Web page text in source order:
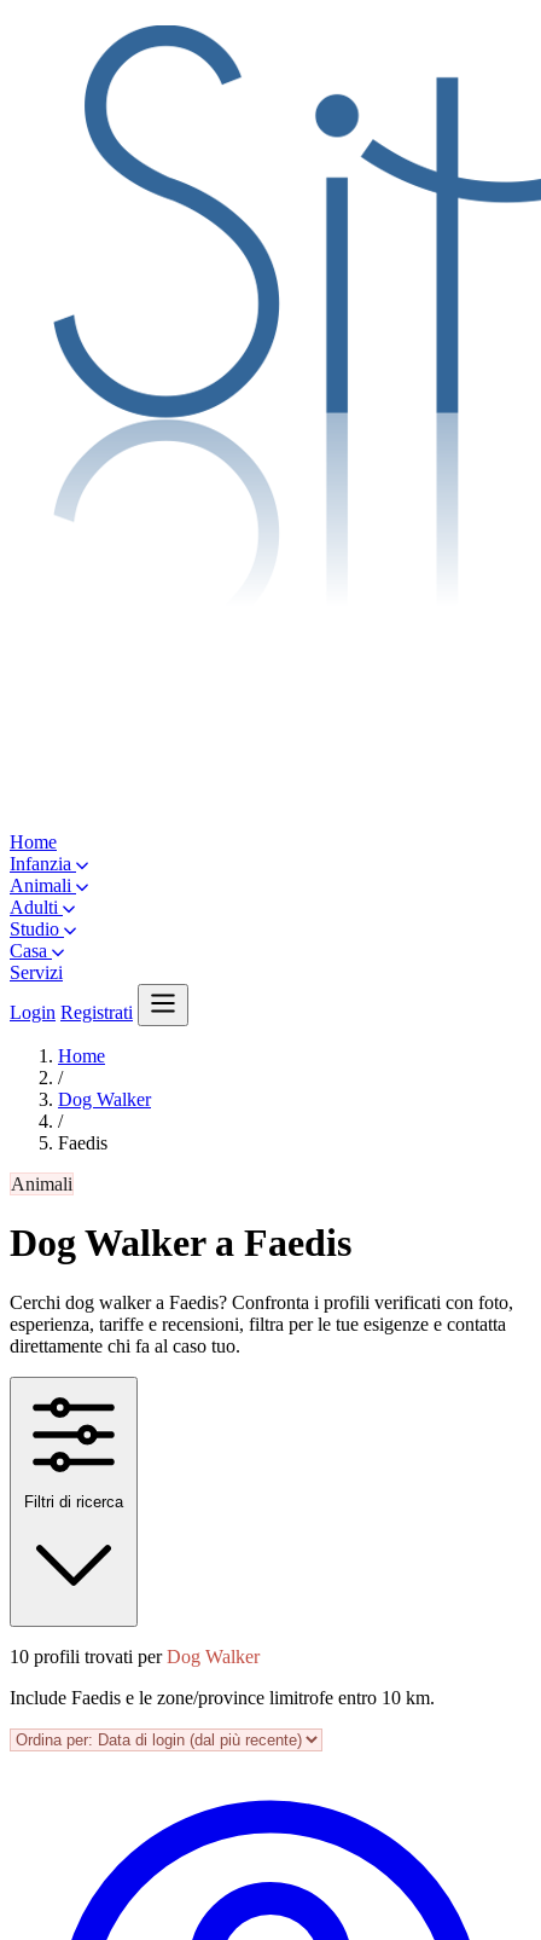
Home
Infanzia
Animali
Adulti
Studio
Casa
Servizi
Login Registrati
Home
/
Dog Walker
/
Faedis
Animali
Dog Walker a Faedis
Cerchi dog walker a Faedis? Confronta i profili verificati con foto,
esperienza, tariffe e recensioni, filtra per le tue esigenze e contatta
direttamente chi fa al caso tuo.
Filtri di ricerca
10 profili trovati perDog Walker
Include Faedis e le zone/province limitrofe entro 10 km.